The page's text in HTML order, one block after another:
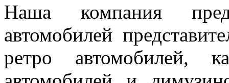
Наша компания
автомобилей
ретро автомобилей,